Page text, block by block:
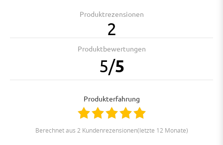
Produktrezensionen
2
Produktbewertungen
5/5
Produkterfahrung
berechnet aus 2 Kundenrezensionen(letzte 12 Monate)